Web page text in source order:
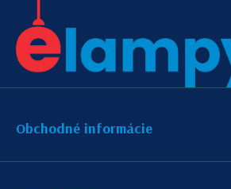
Obchodné informácie